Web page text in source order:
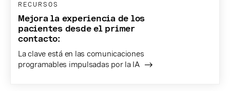
RECURSOS
Mejora la experiencia de los
pacientes desde el primer
contacto:
La clave está en las comunicaciones
programables impulsadas por la IA